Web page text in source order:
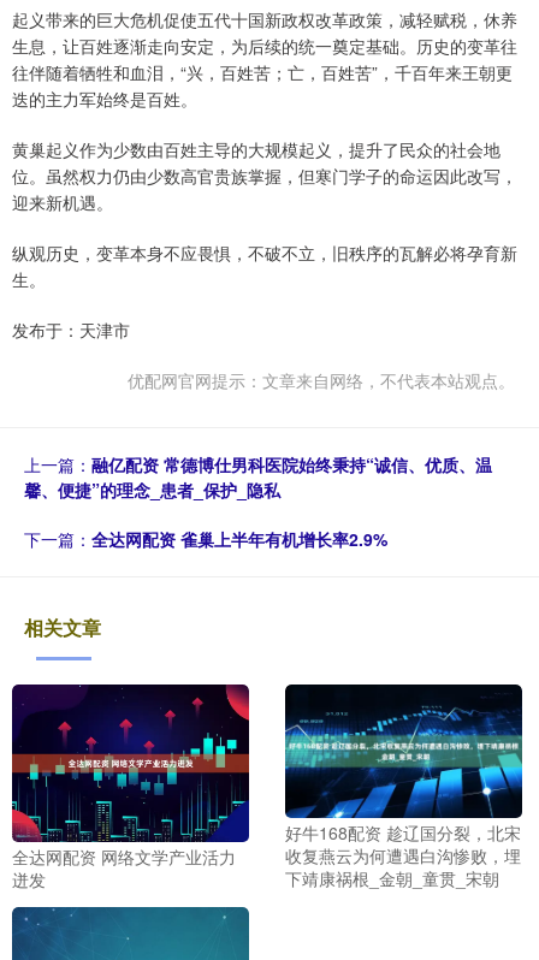
起义带来的巨大危机促使五代十国新政权改革政策，减轻赋税，休养
生息，让百姓逐渐走向安定，为后续的统一奠定基础。历史的变革往
往伴随着牺牲和血泪，“兴，百姓苦；亡，百姓苦”，千百年来王朝更
迭的主力军始终是百姓。
黄巢起义作为少数由百姓主导的大规模起义，提升了民众的社会地
位。虽然权力仍由少数高官贵族掌握，但寒门学子的命运因此改写，
迎来新机遇。
纵观历史，变革本身不应畏惧，不破不立，旧秩序的瓦解必将孕育新
生。
发布于：天津市
优配网官网提示：文章来自网络，不代表本站观点。
上一篇： 融亿配资 常德博仕男科医院始终秉持“诚信、优质、温
馨、便捷”的理念_患者_保护_隐私
下一篇： 全达网配资 雀巢上半年有机增长率2.9%
相关文章
全达网配资 网络文学产业活力
迸发
好牛168配资 趁辽国分裂，北宋
收复燕云为何遭遇白沟惨败，埋
下靖康祸根_金朝_童贯_宋朝